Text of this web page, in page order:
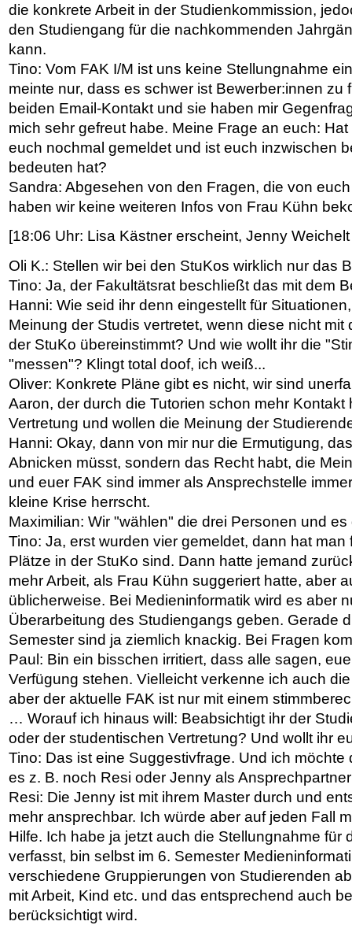
die konkrete Arbeit in der Studienkommission,
den Studiengang für die nachkommenden
kann.
Tino: Vom FAK I/M ist uns keine Stellungnahme
meinte nur, dass es schwer ist Bewerber:innen zu
beiden Email-Kontakt und sie haben mir
mich sehr gefreut habe. Meine Frage an euch:
euch nochmal gemeldet und ist euch inzwischen
bedeuten hat?
Sandra: Abgesehen von den Fragen, die von
haben wir keine weiteren Infos von Frau Kühn
[18:06 Uhr: Lisa Kästner erscheint, Jenny
Oli K.: Stellen wir bei den StuKos wirklich nur das
Tino: Ja, der Fakultätsrat beschließt das mit dem
Hanni: Wie seid ihr denn eingestellt für
Meinung der Studis vertretet, wenn diese nicht mit
der StuKo übereinstimmt? Und wie wollt ihr die
"messen"? Klingt total doof, ich weiß...
Oliver: Konkrete Pläne gibt es nicht, wir sind
Aaron, der durch die Tutorien schon mehr Kontakt
Vertretung und wollen die Meinung der
Hanni: Okay, dann von mir nur die Ermutigung,
Abnicken müsst, sondern das Recht habt, die
und euer FAK sind immer als Ansprechstelle
kleine Krise herrscht.
Maximilian: Wir "wählen" die drei Personen und
Tino: Ja, erst wurden vier gemeldet, dann hat
Plätze in der StuKo sind. Dann hatte jemand
mehr Arbeit, als Frau Kühn suggeriert hatte, aber
üblicherweise. Bei Medieninformatik wird es aber
Überarbeitung des Studiengangs geben. Gerade
Semester sind ja ziemlich knackig. Bei Fragen
Paul: Bin ein bisschen irritiert, dass alle sagen,
Verfügung stehen. Vielleicht verkenne ich auch
aber der aktuelle FAK ist nur mit einem
… Worauf ich hinaus will: Beabsichtigt ihr der
oder der studentischen Vertretung? Und wollt ihr
Tino: Das ist eine Suggestivfrage. Und ich möchte
es z. B. noch Resi oder Jenny als
Resi: Die Jenny ist mit ihrem Master durch und
mehr ansprechbar. Ich würde aber auf jeden Fall
Hilfe. Ich habe ja jetzt auch die Stellungnahme für
verfasst, bin selbst im 6. Semester
verschiedene Gruppierungen von Studierenden
mit Arbeit, Kind etc. und das entsprechend auch
berücksichtigt wird.